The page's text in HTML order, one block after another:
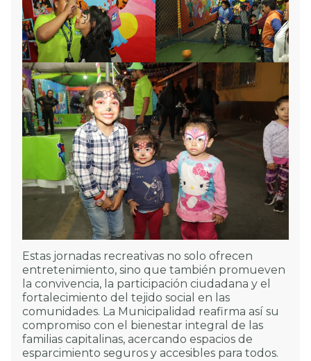
Estas jornadas recreativas no solo ofrecen
entretenimiento, sino que también promueven
la convivencia, la participación ciudadana y el
fortalecimiento del tejido social en las
comunidades. La Municipalidad reafirma así su
compromiso con el bienestar integral de las
familias capitalinas, acercando espacios de
esparcimiento seguros y accesibles para todos.